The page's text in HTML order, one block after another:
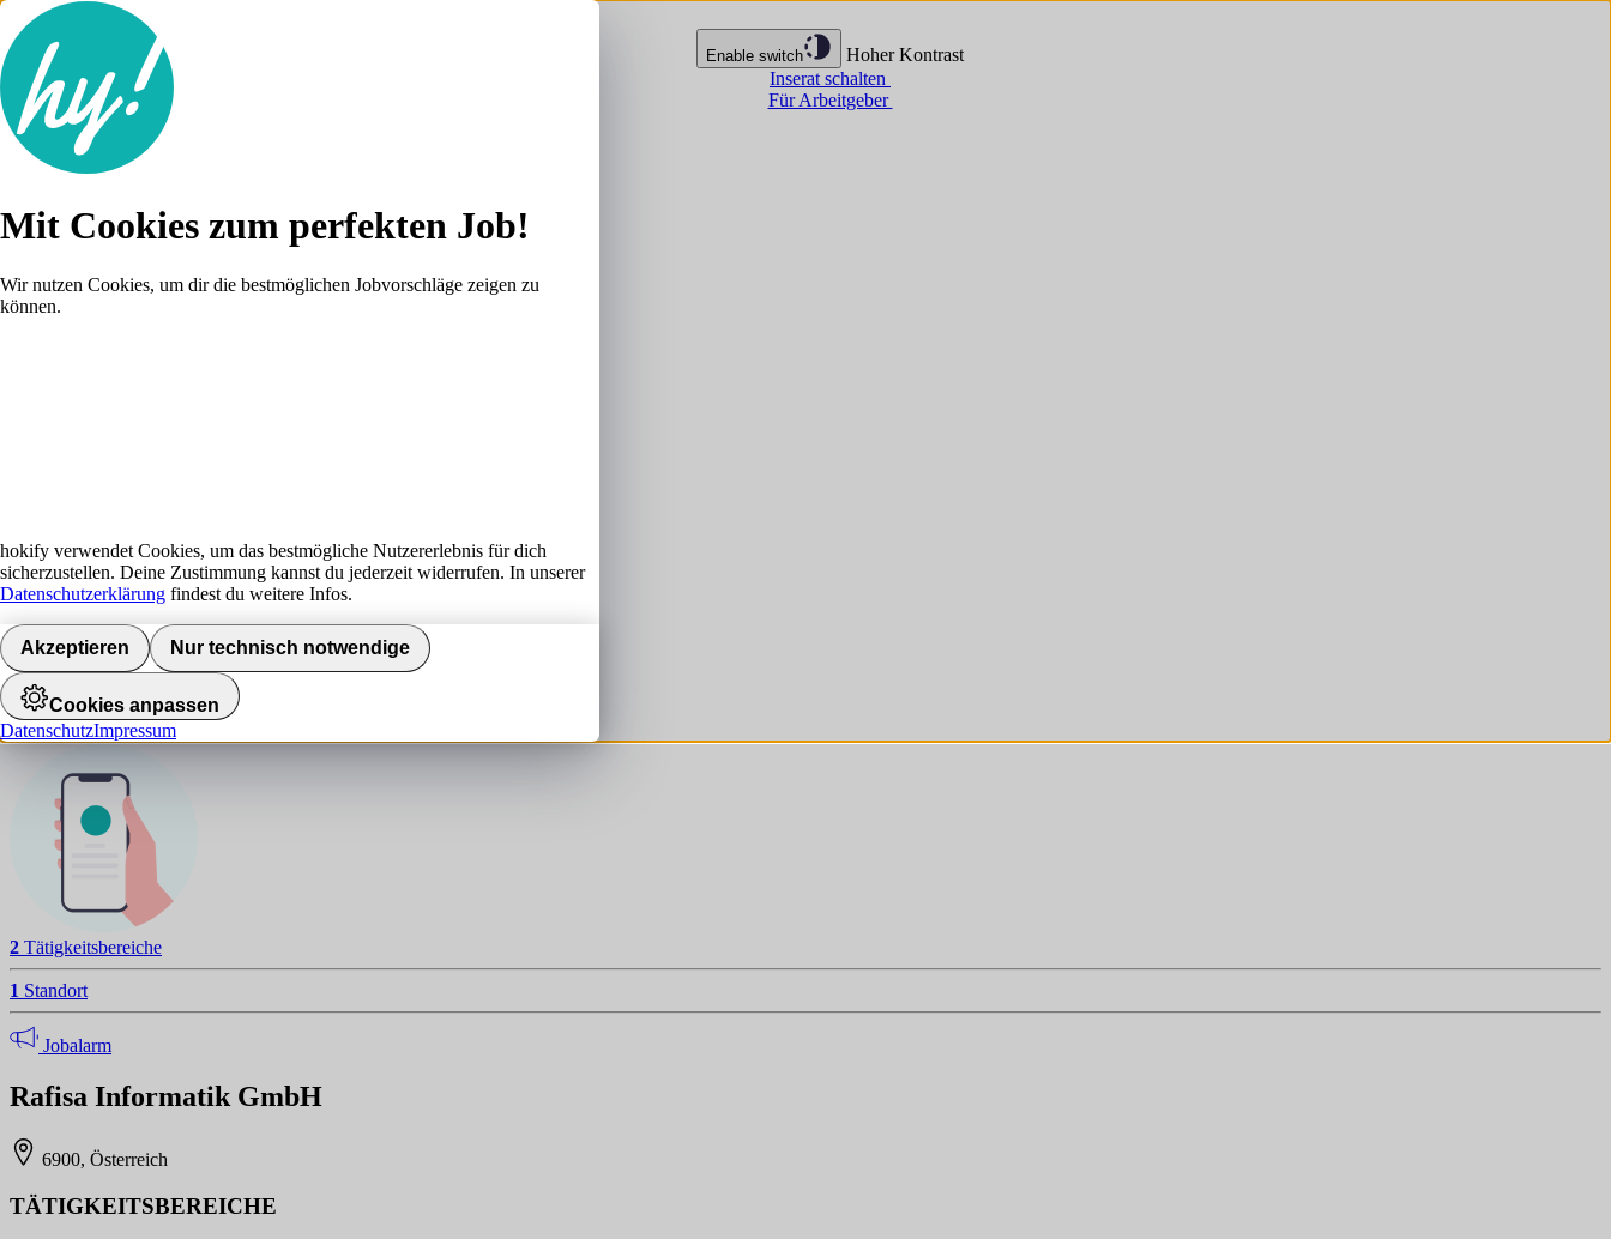
Enable switch
Hoher Kontrast
Inserat schalten
Für Arbeitgeber
Lebenslauf
Karriere-Tipps
R
NAVIGATION
Jobalarm aktivieren
2 Tätigkeitsbereiche
1 Standort
Jobalarm
Rafisa Informatik GmbH
6900, Österreich
TÄTIGKEITSBEREICHE
Mit Cookies zum perfekten Job!
Wir nutzen Cookies, um dir die bestmöglichen Jobvorschläge zeigen zu
können.
hokify verwendet Cookies, um das bestmögliche Nutzererlebnis für dich
sicherzustellen. Deine Zustimmung kannst du jederzeit widerrufen. In unserer
Datenschutzerklärung findest du weitere Infos.
Akzeptieren Nur technisch notwendige
Cookies anpassen
DatenschutzImpressum